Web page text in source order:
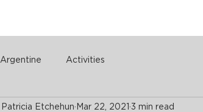
Argentine Activities
Patricia Etchehun Mar 22, 2021 3 min read